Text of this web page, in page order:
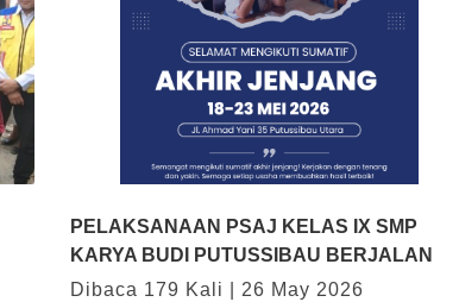
PELAKSANAAN PSAJ KELAS IX SMP
KARYA BUDI PUTUSSIBAU BERJALAN
Dibaca 179 Kali | 26 May 2026